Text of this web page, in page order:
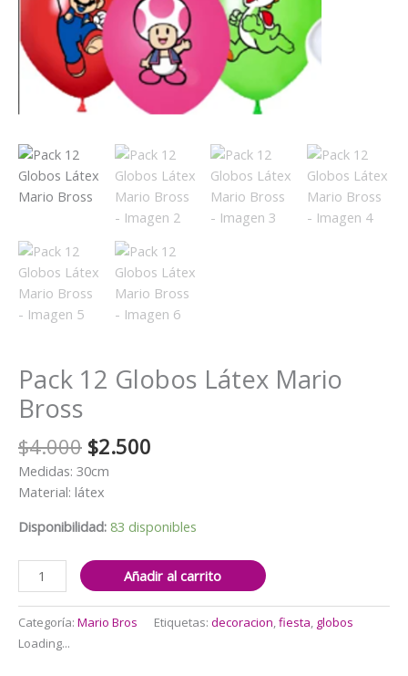
Pack 12 Globos Látex Mario
Bross
$4.000 El
precio
original
$4.000.
$2.500
$2.500.
Medidas: 30cm
Material: látex
Disponibilidad: 83 disponibles
Pack
12
Globos
Látex
Mario
Añadir al carrito
Categoría: Mario Bros Etiquetas: decoracion,fiesta, globos
Loading...